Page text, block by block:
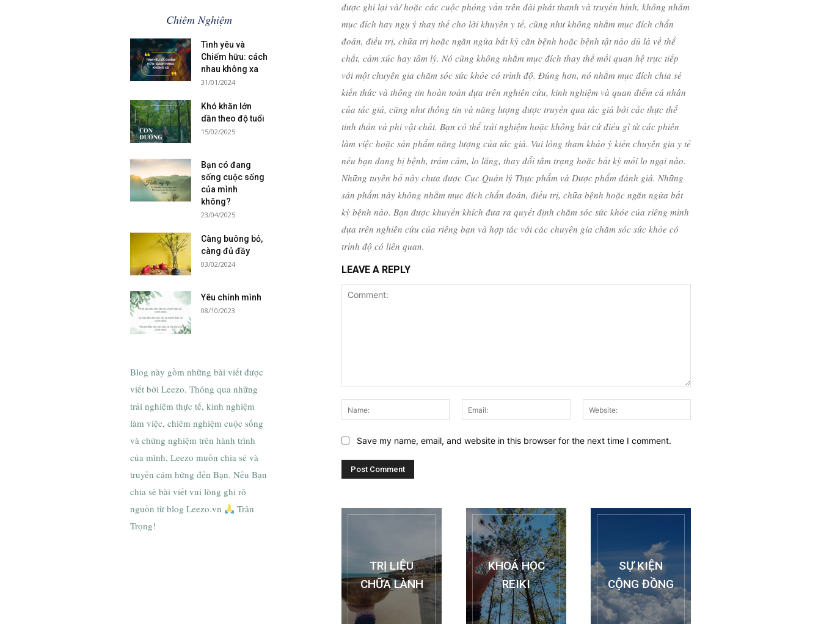
Chiêm Nghiệm
Tình yêu và
Chiếm hữu: cách
nhau không xa
31/01/2024
Khó khăn lớn
dần theo độ tuổi
15/02/2025
Bạn có đang
sống cuộc sống
của mình
không?
23/04/2025
Càng buông bỏ,
càng đủ đầy
03/02/2024
Yêu chính mình
08/10/2023
Blog này gồm những bài viết được
viết bởi Leezo. Thông qua những
trải nghiệm thực tế, kinh nghiệm
làm việc, chiêm nghiệm cuộc sống
và chứng nghiệm trên hành trình
của mình, Leezo muốn chia sẻ và
truyền cảm hứng đến Bạn. Nếu Bạn
chia sẻ bài viết vui lòng ghi rõ
nguồn từ blog Leezo.vn
Trân
Trọng!
được ghi lại và/ hoặc các cuộc phỏng vấn trên đài phát thanh và truyền hình, không nhằm
mục đích hay ngụ ý thay thế cho lời khuyên y tế, cũng như không nhằm mục đích chẩn
đoán, điều trị, chữa trị hoặc ngăn ngừa bất kỳ căn bệnh hoặc bệnh tật nào dù là về thể
chất, cảm xúc hay tâm lý. Nó cũng không nhằm mục đích thay thế mối quan hệ trực tiếp
với một chuyên gia chăm sóc sức khỏe có trình độ. Đúng hơn, nó nhằm mục đích chia sẻ
kiến ​​thức và thông tin hoàn toàn dựa trên nghiên cứu, kinh nghiệm và quan điểm cá nhân
của tác giả, cũng như thông tin và năng lượng được truyền qua tác giả bởi các thực thể
tinh thần và phi vật chất. Bạn có thể trải nghiệm hoặc không bất cứ điều gì từ các phiên
làm việc hoặc sản phẩm năng lượng của tác giả. Vui lòng tham khảo ý kiến ​​chuyên gia y tế
nếu bạn đang bị bệnh, trầm cảm, lo lắng, thay đổi tâm trạng hoặc bất kỳ mối lo ngại nào.
Những tuyên bố này chưa được Cục Quản lý Thực phẩm và Dược phẩm đánh giá. Những
sản phẩm này không nhằm mục đích chẩn đoán, điều trị, chữa bệnh hoặc ngăn ngừa bất
kỳ bệnh nào. Bạn được khuyến khích đưa ra quyết định chăm sóc sức khỏe của riêng mình
dựa trên nghiên cứu của riêng bạn và hợp tác với các chuyên gia chăm sóc sức khỏe có
trình độ có liên quan.
LEAVE A REPLY
Name:
Email:
Save my name, email, and website in this browser for the next time I comment.
TRỊ LIỆU
CHỮA LÀNH
KHOÁ HỌC
REIKI
SỰ KIỆN
CỘNG ĐỒNG